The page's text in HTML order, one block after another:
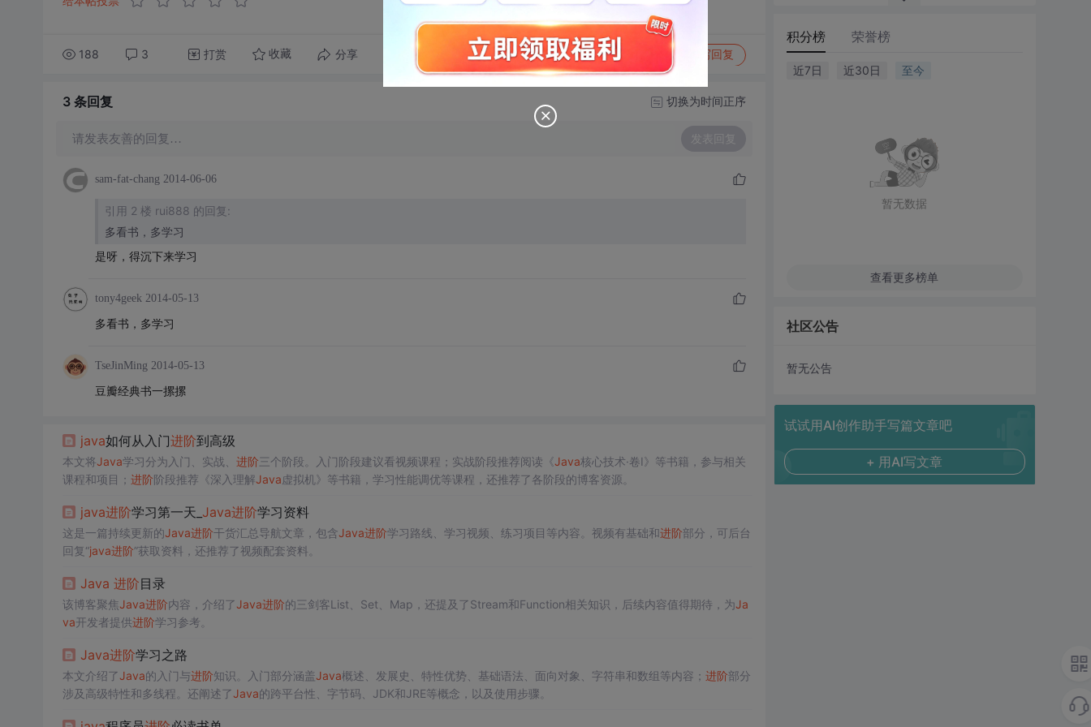
188 3 打赏 收藏 分享 转发到动态 举报 写回复
3 条回复 切换为时间正序
请发表友善的回复… 发表回复
sam-fat-chang 2014-06-06
引用 2 楼 rui888 的回复:
多看书，多学习
是呀，得沉下来学习
tony4geek 2014-05-13
多看书，多学习
TseJinMing 2014-05-13
豆瓣经典书一摞摞
java如何从入门进阶到高级
本文将Java学习分为入门、实战、 进阶三个阶段。入门阶段建议看视频课程；实战阶段推荐阅读《Java核心技术·卷I》等书籍，参与相关
课程和项目； 进阶阶段推荐《深入理解Java虚拟机》等书籍，学习性能调优等课程，还推荐了各阶段的博客资源。
java进阶学习第一天_ Java进阶学习资料
这是一篇持续更新的Java进阶干货汇总导航文章，包含Java进阶学习路线、学习视频、练习项目等内容。视频有基础和进阶部分，可后台
回复“java进阶”获取资料，还推荐了视频配套资料。
Java 进阶目录
该博客聚焦Java进阶内容，介绍了Java进阶的三剑客List、Set、Map，还提及了Stream和Function相关知识，后续内容值得期待，为Ja
va开发者提供进阶学习参考。
Java进阶学习之路
本文介绍了Java的入门与进阶知识。入门部分涵盖Java概述、发展史、特性优势、基础语法、面向对象、字符串和数组等内容； 进阶部分
涉及高级特性和多线程。还阐述了Java的跨平台性、字节码、JDK和JRE等概念，以及使用步骤。
积分榜 荣誉榜
近7日 近30日 至今
暂无数据
查看更多榜单
社区公告
暂无公告
试试用AI创作助手写篇文章吧
+ 用AI写文章